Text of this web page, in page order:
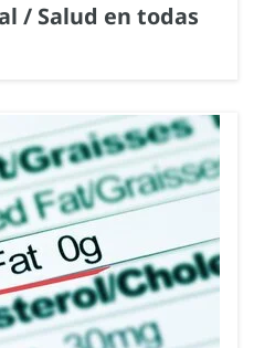
/ Salud en todas